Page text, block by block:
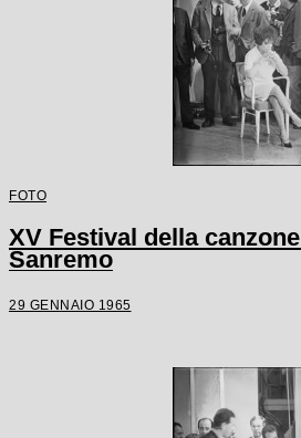
FOTO
XV Festival della
Sanremo
29 GENNAIO 1965